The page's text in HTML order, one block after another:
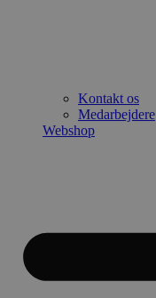
Kontakt os
Medarbejdere
Webshop